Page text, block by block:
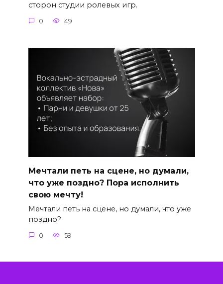
сторон студии ролевых игр.
0 49
Мечтали петь на сцене, но думали,
что уже поздно? Пора исполнить
свою мечту!
Мечтали петь на сцене, но думали, что уже
поздно?
0 59